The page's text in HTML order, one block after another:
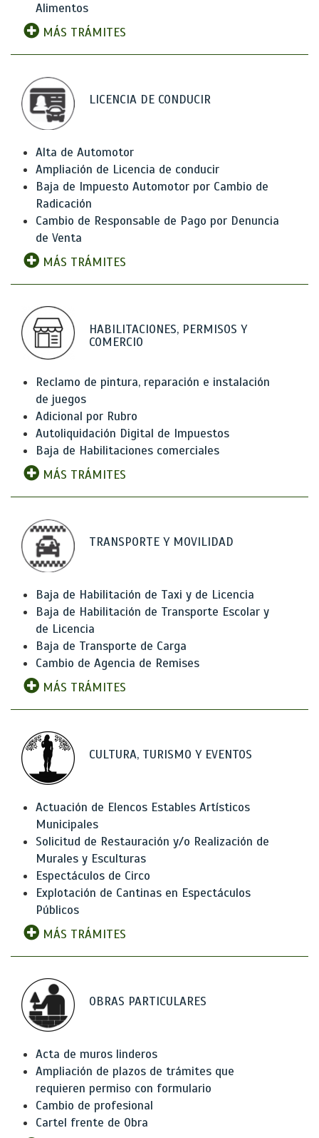
Alimentos
MÁS TRÁMITES
LICENCIA DE CONDUCIR
Alta de Automotor
Ampliación de Licencia de conducir
Baja de Impuesto Automotor por Cambio de
Radicación
Cambio de Responsable de Pago por Denuncia
de Venta
MÁS TRÁMITES
HABILITACIONES, PERMISOS Y
COMERCIO
Reclamo de pintura, reparación e instalación
de juegos
Adicional por Rubro
Autoliquidación Digital de Impuestos
Baja de Habilitaciones comerciales
MÁS TRÁMITES
TRANSPORTE Y MOVILIDAD
Baja de Habilitación de Taxi y de Licencia
Baja de Habilitación de Transporte Escolar y
de Licencia
Baja de Transporte de Carga
Cambio de Agencia de Remises
MÁS TRÁMITES
CULTURA, TURISMO Y EVENTOS
Actuación de Elencos Estables Artísticos
Municipales
Solicitud de Restauración y/o Realización de
Murales y Esculturas
Espectáculos de Circo
Explotación de Cantinas en Espectáculos
Públicos
MÁS TRÁMITES
OBRAS PARTICULARES
Acta de muros linderos
Ampliación de plazos de trámites que
requieren permiso con formulario
Cambio de profesional
Cartel frente de Obra